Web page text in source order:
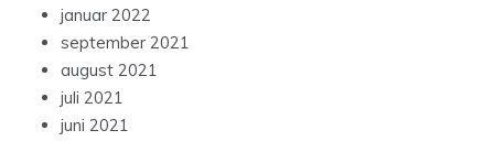
januar 2022
september 2021
august 2021
juli 2021
juni 2021